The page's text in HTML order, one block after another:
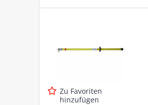
Zu Favoriten
hinzufügen